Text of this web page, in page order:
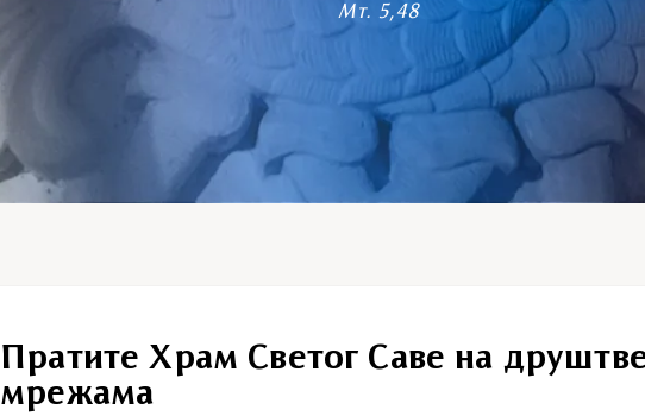
Мт. 5,48
Пратите Храм Светог Саве на
мрежама